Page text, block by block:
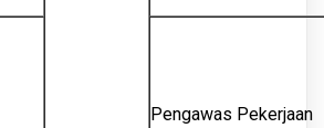
Pengawas Pekerjaan